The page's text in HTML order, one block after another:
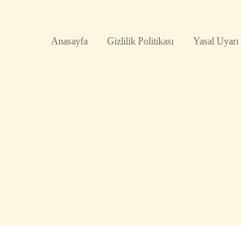
Anasayfa Gizlilik Politikası Yasal Uyarı